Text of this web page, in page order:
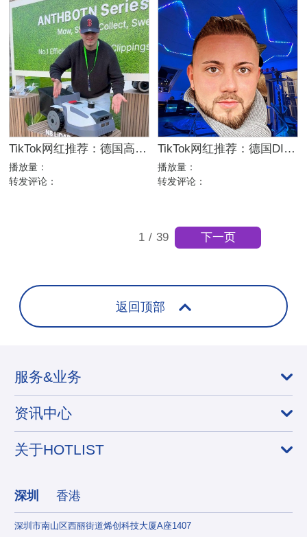
TikTok网红推荐：德国高互动家居家电测评选品达人
播放量：
转发评论：
TikTok网红推荐：德国DIY房屋改造博主，20万粉电竞房灯光达人合作
播放量：
转发评论：
1 / 39 下一页
返回顶部
服务&业务
资讯中心
关于HOTLIST
深圳 香港
深圳市南山区西丽街道烯创科技大厦A座1407